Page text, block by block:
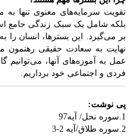
تقویت سرمایه‌های معنوی تنها به
بلکه شامل یک سبک زندگی جامع
بر می‌گیرد. این بسترها، انسان
نهایت به سعادت حقیقی رهنمون
عمل به آموزه‌های آنها، می‌توانیم
فردی و اجتماعی خود برداریم.
پی نوشت:
1.سوره نحل/ آیه97
2.سوره طلاق/آیه 2-3